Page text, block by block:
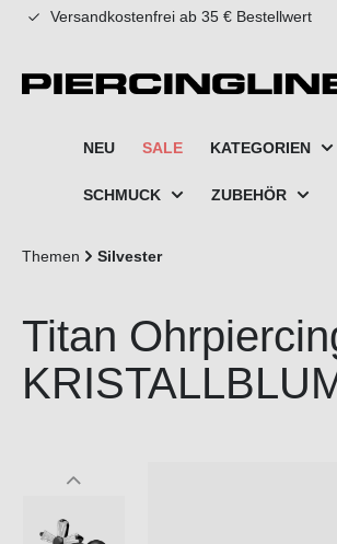
springen Zur Hauptnavigation
Versandkostenfrei ab 35 € Bestellwert
NEU SALE KATEGORIEN
SCHMUCK ZUBEHÖR
Themen Silvester
Titan